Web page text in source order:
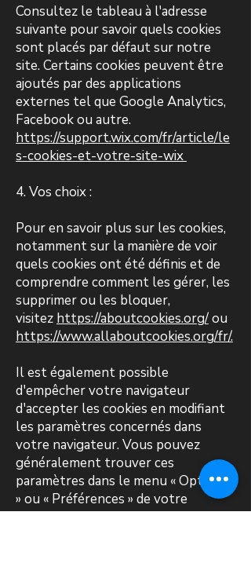
Consultez le tableau à l'adresse
suivante pour savoir quels cookies
sont placés par défaut sur notre
site. Certains cookies peuvent être
ajoutés par des applications
externes tel que Google Analytics,
Facebook ou autre.
https://support.wix.com/fr/article/le
s-cookies-et-votre-site-wix
4. Vos choix :
Pour en savoir plus sur les cookies,
notamment sur la manière de voir
quels cookies ont été définis et de
comprendre comment les gérer, les
supprimer ou les bloquer,
visitez https://aboutcookies.org/ou
https://www.allaboutcookies.org/fr/.
Il est également possible
d'empêcher votre navigateur
d'accepter les cookies en modifiant
les paramètres concernés dans
votre navigateur. Vous pouvez
généralement trouver ces
paramètres dans le menu « Options
» ou « Préférences » de votre
navigateur.